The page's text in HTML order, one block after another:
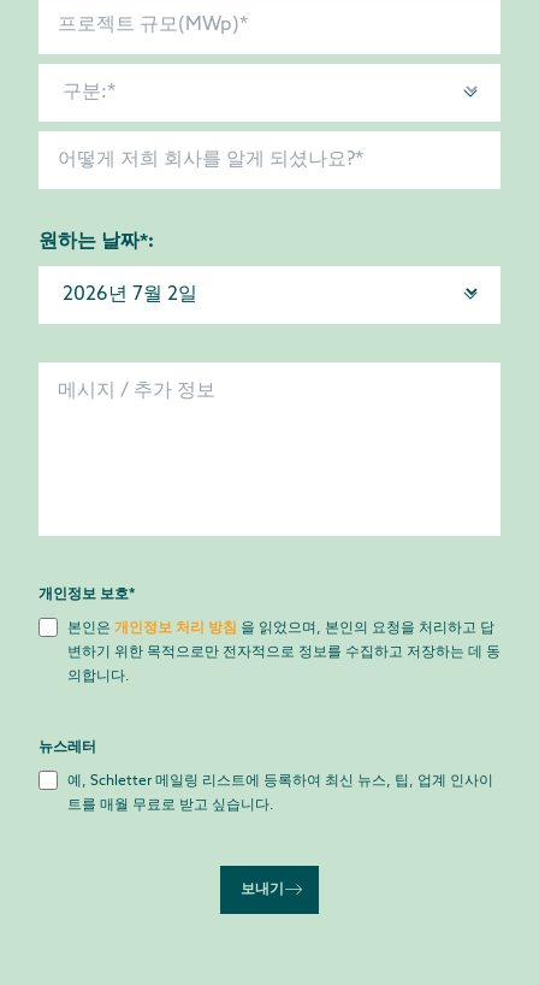
원하는 날짜*:
개인정보 보호*
본인은 개인정보 처리 방침 을 읽었으며, 본인의 요청을 처리하고 답
변하기 위한 목적으로만 전자적으로 정보를 수집하고 저장하는 데 동
의합니다.
뉴스레터
예, Schletter 메일링 리스트에 등록하여 최신 뉴스, 팁, 업계 인사이
트를 매월 무료로 받고 싶습니다.
보내기